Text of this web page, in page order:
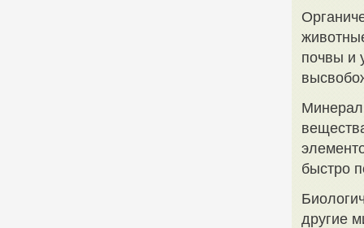
почвы и
быстро
другие